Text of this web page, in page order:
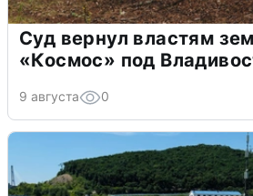
Суд вернул властям
«Космос» под
9 августа 0